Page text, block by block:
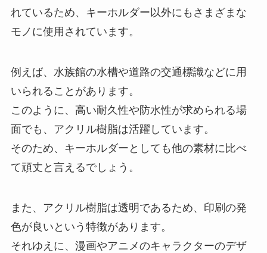
れているため、キーホルダー以外にもさまざまな
モノに使用されています。
例えば、水族館の水槽や道路の交通標識などに用
いられることがあります。
このように、高い耐久性や防水性が求められる場
面でも、アクリル樹脂は活躍しています。
そのため、キーホルダーとしても他の素材に比べ
て頑丈と言えるでしょう。
また、アクリル樹脂は透明であるため、印刷の発
色が良いという特徴があります。
それゆえに、漫画やアニメのキャラクターのデザ